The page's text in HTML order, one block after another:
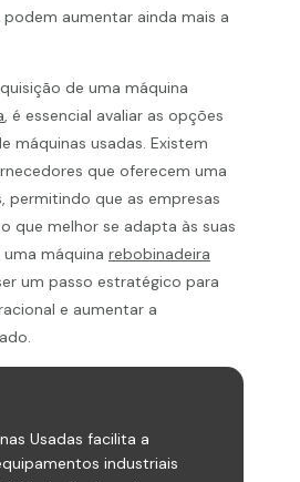
aumentar ainda mais a
de uma máquina
, é essencial avaliar as opções
máquinas usadas. Existem
que oferecem uma
permitindo que as empresas
que melhor se adapta às suas
máquina rebobinadeira
um passo estratégico para
e aumentar a
Usadas facilita a
industriais